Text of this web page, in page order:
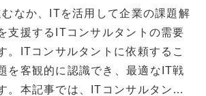
なか、ITを活用して企業の課題解
支援するITコンサルタントの需要
。ITコンサルタントに依頼するこ
を客観的に認識でき、最適なIT戦
。本記事では、ITコンサルタント